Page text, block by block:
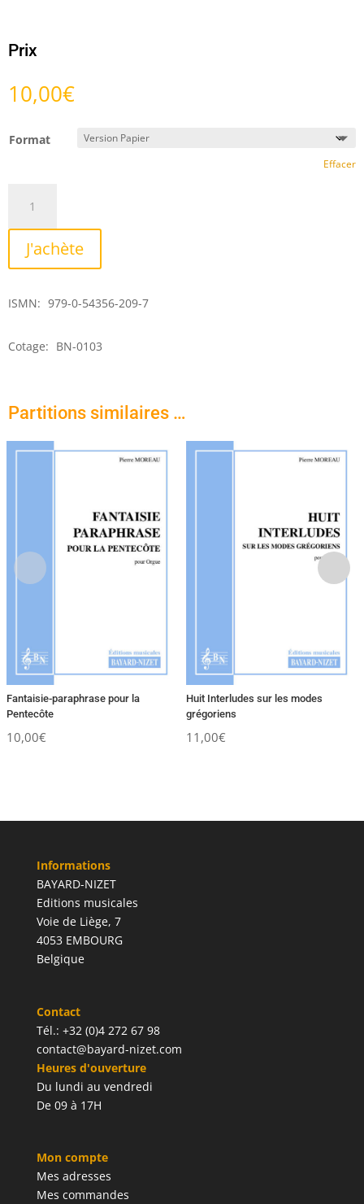
Prix
10,00€
Format
Effacer
Berceuse
blanche
J'achète
ISMN: 979-0-54356-209-7
Cotage: BN-0103
Partitions similaires …
Fantaisie-paraphrase pour la
Pentecôte
10,00€
Huit Interludes sur les modes
grégoriens
11,00€
Informations
BAYARD-NIZET
Editions musicales
Voie de Liège, 7
4053 EMBOURG
Belgique
Contact
Tél.: +32 (0)4 272 67 98
contact@bayard-nizet.com
Heures d'ouverture
Du lundi au vendredi
De 09 à 17H
Mon compte
Mes adresses
Mes commandes